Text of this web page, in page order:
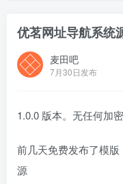
优茗网址导航系统
麦田吧
7月30日发布
1.0.0 版本。无任何加
前几天免费发布了模
源